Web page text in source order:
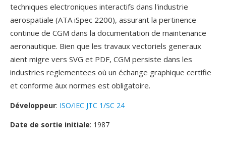
techniques electroniques interactifs dans l'industrie
aerospatiale (ATA iSpec 2200), assurant la pertinence
continue de CGM dans la documentation de maintenance
aeronautique. Bien que les travaux vectoriels generaux
aient migre vers SVG et PDF, CGM persiste dans les
industries reglementees où un échange graphique certifie
et conforme àux normes est obligatoire.
Développeur: ISO/IEC JTC 1/SC 24
Date de sortie initiale: 1987